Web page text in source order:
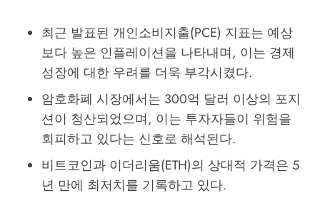
최근 발표된 개인소비지출(PCE) 지표는 예상
보다 높은 인플레이션을 나타내며, 이는 경제
성장에 대한 우려를 더욱 부각시켰다.
암호화폐 시장에서는 300억 달러 이상의 포지
션이 청산되었으며, 이는 투자자들이 위험을
회피하고 있다는 신호로 해석된다.
비트코인과 이더리움(ETH)의 상대적 가격은 5
년 만에 최저치를 기록하고 있다.